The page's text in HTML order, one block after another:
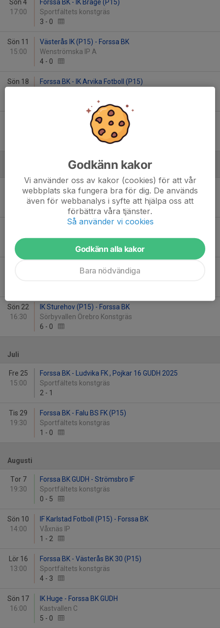
Sön 4
17:00
Forssa BK - IK Brage (P15)
Sportfältets konstgräs
3 - 0
Sön 11
15:00
Västerås IK (P15) - Forssa BK
Wenströmska IP A
4 - 0
Sön 18
Forssa BK - IK Arvika Fotboll (P15)
Örebro SK FK (P15) - Forssa BK
Ekängs IP, Konstgräs
Ons 4
Forssa BK - Islingby IK (P15)
Sportfältets konstgräs
15:00
Sportfältets konstgräs
Islingby IK - Forssa BK
Sön 22
16:30
IK Sturehov (P15) - Forssa BK
Sörbyvallen Örebro Konstgräs
6 - 0
Juli
Fre 25
15:00
Forssa BK - Ludvika FK , Pojkar 16 GUDH 2025
Sportfältets konstgräs
2 - 1
Tis 29
19:30
Forssa BK - Falu BS FK (P15)
Sportfältets konstgräs
1 - 0
Augusti
Tor 7
19:30
Forssa BK GUDH - Strömsbro IF
Sportfältets konstgräs
0 - 5
Sön 10
14:00
IF Karlstad Fotboll (P15) - Forssa BK
Våxnäs IP
1 - 2
Lör 16
13:00
Forssa BK - Västerås BK 30 (P15)
Sportfältets konstgräs
4 - 3
Sön 17
16:00
IK Huge - Forssa BK GUDH
Kastvallen C
5 - 0
Godkänn kakor
Vi använder oss av kakor (cookies) för att vår
webbplats ska fungera bra för dig. De används
även för webbanalys i syfte att hjälpa oss att
förbättra våra tjänster.
Så använder vi cookies
Godkänn alla kakor
Bara nödvändiga